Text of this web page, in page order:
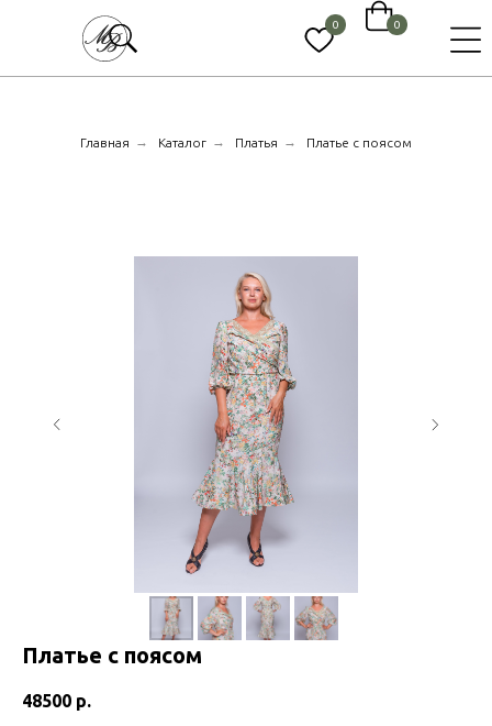
0
0
Главная → Каталог → Платья → Платье с поясом
Платье с поясом
48500 р.